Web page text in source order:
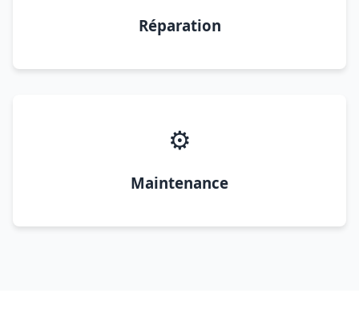
Réparation
⚙️
Maintenance